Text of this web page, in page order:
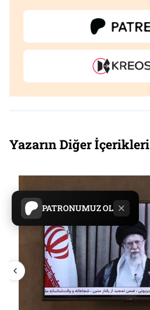
PATRONUMUZ OL
Yazarın Diğer İçerikleri